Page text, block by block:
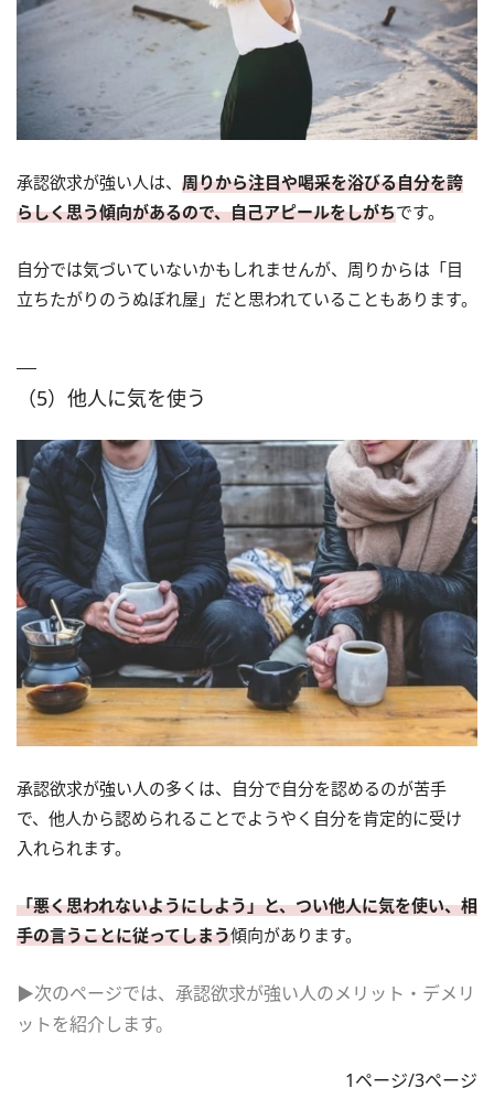
承認欲求が強い人は、 周りから注目や喝采を浴びる自分を誇
らしく思う傾向があるので、自己アピールをしがちです。
自分では気づいていないかもしれませんが、周りからは「目
立ちたがりのうぬぼれ屋」だと思われていることもあります。
（5）他人に気を使う
承認欲求が強い人の多くは、自分で自分を認めるのが苦手
で、他人から認められることでようやく自分を肯定的に受け
入れられます。
「悪く思われないようにしよう」と、つい他人に気を使い、相
手の言うことに従ってしまう傾向があります。
▶次のページでは、承認欲求が強い人のメリット・デメリ
ットを紹介します。
1ページ/3ページ